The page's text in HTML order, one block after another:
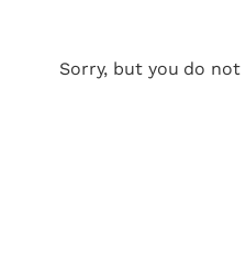
Sorry, but you do